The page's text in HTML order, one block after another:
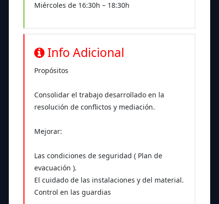
Miércoles de 16:30h – 18:30h
Info Adicional
Propósitos
Consolidar el trabajo desarrollado en la
resolución de conflictos y mediación.
Mejorar:
Las condiciones de seguridad ( Plan de
evacuación ).
El cuidado de las instalaciones y del material.
Control en las guardias